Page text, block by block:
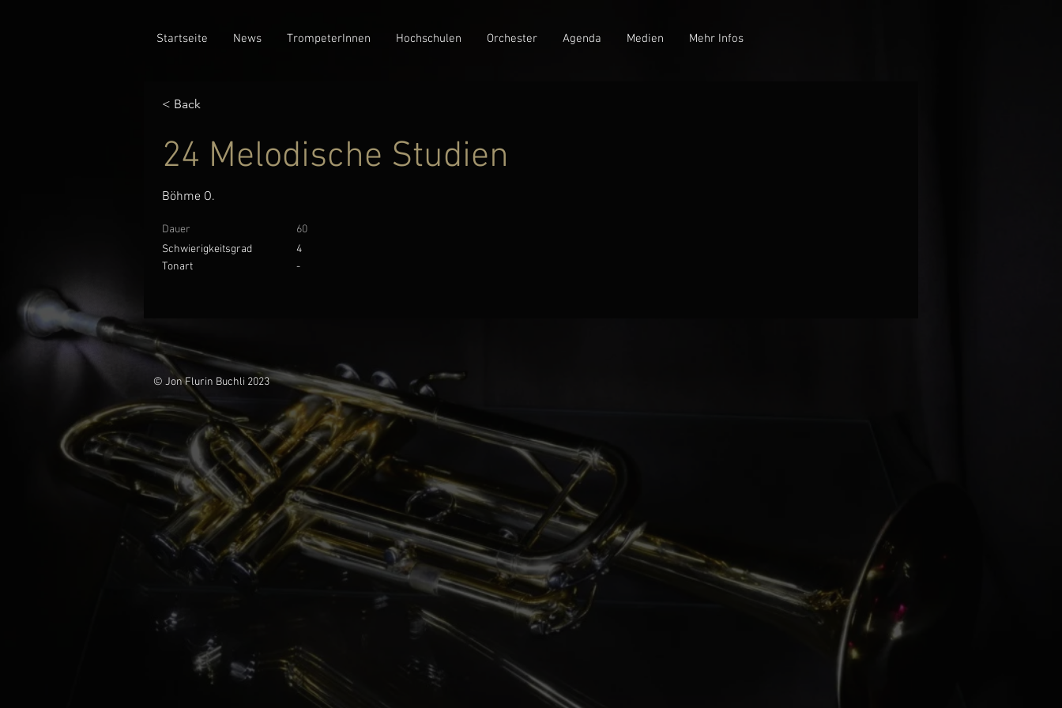
Startseite News TrompeterInnen Hochschulen Orchester Agenda Medien Mehr Infos
< Back
24 Melodische Studien
Böhme O.
Dauer
Schwierigkeitsgrad
60
4
Tonart
-
© Jon Flurin Buchli 2023